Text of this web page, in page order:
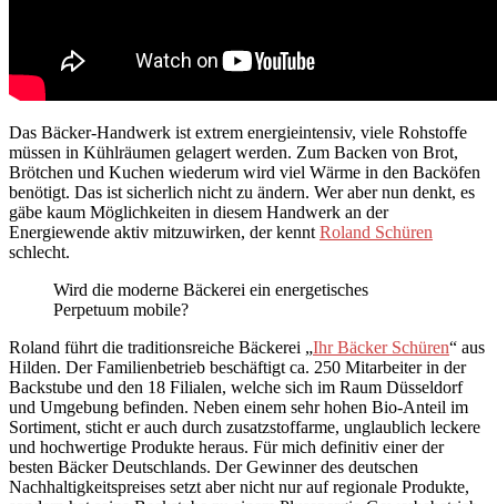
Das Bäcker-Handwerk ist extrem energieintensiv, viele Rohstoffe
müssen in Kühlräumen gelagert werden. Zum Backen von Brot,
Brötchen und Kuchen wiederum wird viel Wärme in den Backöfen
benötigt. Das ist sicherlich nicht zu ändern. Wer aber nun denkt, es
gäbe kaum Möglichkeiten in diesem Handwerk an der
Energiewende aktiv mitzuwirken, der kennt Roland Schüren
schlecht.
Wird die moderne Bäckerei ein energetisches
Perpetuum mobile?
Roland führt die traditionsreiche Bäckerei „Ihr Bäcker Schüren“ aus
Hilden. Der Familienbetrieb beschäftigt ca. 250 Mitarbeiter in der
Backstube und den 18 Filialen, welche sich im Raum Düsseldorf
und Umgebung befinden. Neben einem sehr hohen Bio-Anteil im
Sortiment, sticht er auch durch zusatzstoffarme, unglaublich leckere
und hochwertige Produkte heraus. Für mich definitiv einer der
besten Bäcker Deutschlands. Der Gewinner des deutschen
Nachhaltigkeitspreises setzt aber nicht nur auf regionale Produkte,